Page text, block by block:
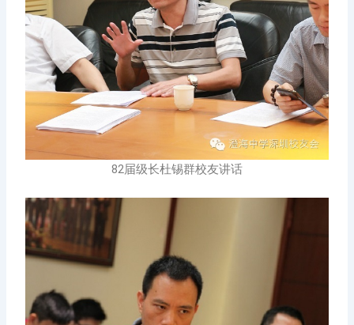
82届级长杜锡群校友讲话